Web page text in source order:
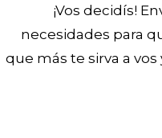
¡Vos decidís!
necesidades para
que más te sirva a